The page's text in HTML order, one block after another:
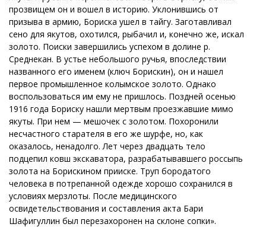
прозвищем он и вошел в историю. Уклонившись от
призыва в армию, Бориска ушел в тайгу. Заготавливал
сено для якутов, охотился, рыбачил и, конечно же, искал
золото. Поиски завершились успехом в долине р.
Среднекан. В устье небольшого ручья, впоследствии
названного его именем (ключ Борискин), он и нашел
первое промышленное колымское золото. Однако
воспользоваться им ему не пришлось. Поздней осенью
1916 года Бориску нашли мертвым проезжавшие мимо
якуты. При нем — мешочек с золотом. Похоронили
несчастного старателя в его же шурфе, но, как
оказалось, ненадолго. Лет через двадцать тело
подцепил ковш экскаватора, разрабатывавшего россыпь
золота на Борискином прииске. Труп бородатого
человека в потрепанной одежде хорошо сохранился в
условиях мерзлоты. После медицинского
освидетельствования и составления акта Бари
Шафигуллин был перезахоронен на склоне сопки».